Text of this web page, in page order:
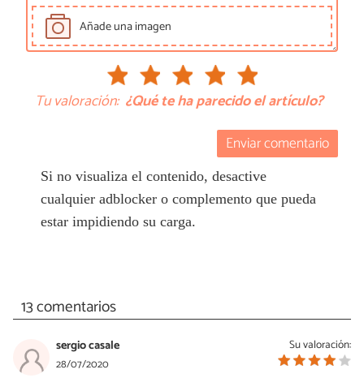
Añade una imagen
Tu valoración: ¿Qué te ha parecido el artículo?
Enviar comentario
Si no visualiza el contenido, desactive
cualquier adblocker o complemento que pueda
estar impidiendo su carga.
13 comentarios
Su valoración:
sergio casale
28/07/2020